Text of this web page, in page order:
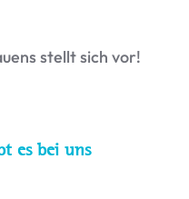
stellt sich vor!
es bei uns